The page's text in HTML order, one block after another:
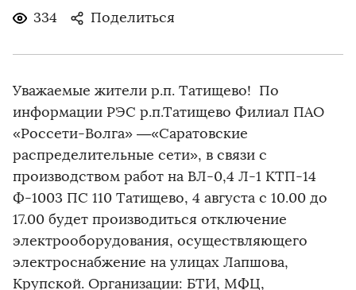
334 Поделиться
Уважаемые жители р.п. Татищево! По
информации РЭС р.п.Татищево Филиал ПАО
«Россети-Волга» —«Саратовские
распределительные сети», в связи с
производством работ на ВЛ-0,4 Л-1 КТП-14
Ф-1003 ПС 110 Татищево, 4 августа с 10.00 до
17.00 будет производиться отключение
электрооборудования, осуществляющего
электроснабжение на улицах Лапшова,
Крупской. Организации: БТИ, МФЦ,